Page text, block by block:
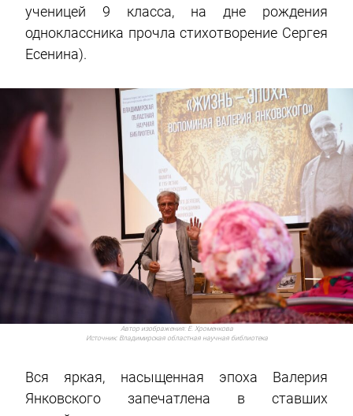
ученицей 9 класса, на дне рождения
одноклассника прочла стихотворение Сергея
Есенина).
Автор изображения: Е. Хроменкова
Источник: Владимирская областная научная библиотека
Вся яркая, насыщенная эпоха Валерия
Янковского запечатлена в ставших